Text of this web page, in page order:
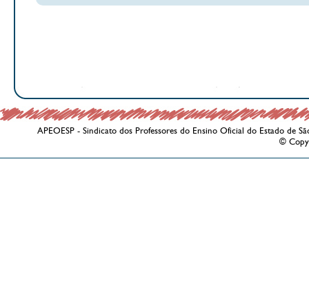
APEOESP - Sindicato dos Professores do Ensino Oficial do Estado de
©